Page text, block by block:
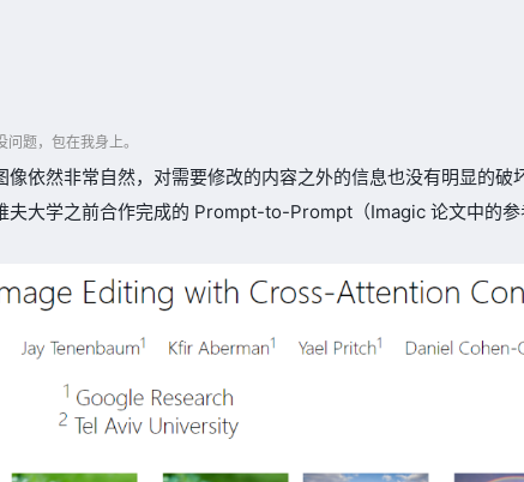
题，包在我身上。
依然非常自然，对需要修改的内容之外的信息也没有明显的破
夫大学之前合作完成的 Prompt-to-Prompt（Imagic 论文中的